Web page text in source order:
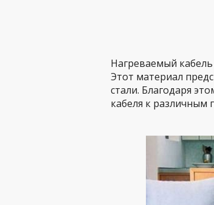
Нагреваемый
Этот материал
стали. Благодаря
кабеля к